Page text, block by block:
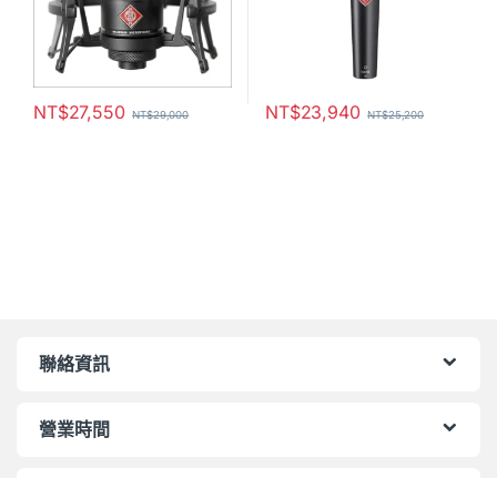
NT$27,550 NT$29,000 NT$23,940 NT$25,200
聯絡資訊
營業時間